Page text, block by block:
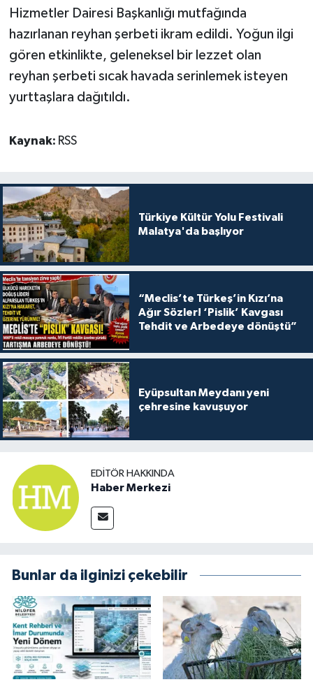
Hizmetler Dairesi Başkanlığı mutfağında
hazırlanan reyhan şerbeti ikram edildi. Yoğun ilgi
gören etkinlikte, geleneksel bir lezzet olan
reyhan şerbeti sıcak havada serinlemek isteyen
yurttaşlara dağıtıldı.
Kaynak: RSS
Türkiye Kültür Yolu Festivali
Malatya'da başlıyor
“Meclis’te Türkeş’in Kızı’na
Ağır Sözler! ‘Pislik’ Kavgası
Tehdit ve Arbedeye dönüştü”
Eyüpsultan Meydanı yeni
çehresine kavuşuyor
EDITÖR HAKKINDA
Haber Merkezi
Bunlar da ilginizi çekebilir